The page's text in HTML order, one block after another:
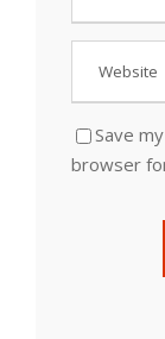
Save
browser